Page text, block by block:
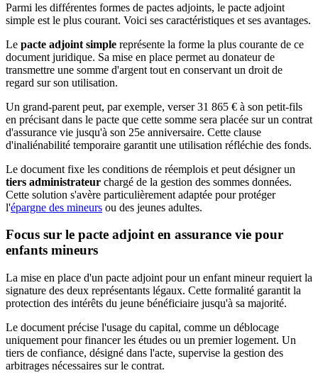
Parmi les différentes formes de pactes adjoints, le pacte adjoint
simple est le plus courant. Voici ses caractéristiques et ses avantages.
Le pacte adjoint simple représente la forme la plus courante de ce
document juridique. Sa mise en place permet au donateur de
transmettre une somme d'argent tout en conservant un droit de
regard sur son utilisation.
Un grand-parent peut, par exemple, verser 31 865 € à son petit-fils
en précisant dans le pacte que cette somme sera placée sur un contrat
d'assurance vie jusqu'à son 25e anniversaire. Cette clause
d'inaliénabilité temporaire garantit une utilisation réfléchie des fonds.
Le document fixe les conditions de réemplois et peut désigner un
tiers administrateur chargé de la gestion des sommes données.
Cette solution s'avère particulièrement adaptée pour protéger
l'épargne des mineurs ou des jeunes adultes.
Focus sur le pacte adjoint en assurance vie pour
enfants mineurs
La mise en place d'un pacte adjoint pour un enfant mineur requiert la
signature des deux représentants légaux. Cette formalité garantit la
protection des intérêts du jeune bénéficiaire jusqu'à sa majorité.
Le document précise l'usage du capital, comme un déblocage
uniquement pour financer les études ou un premier logement. Un
tiers de confiance, désigné dans l'acte, supervise la gestion des
arbitrages nécessaires sur le contrat.